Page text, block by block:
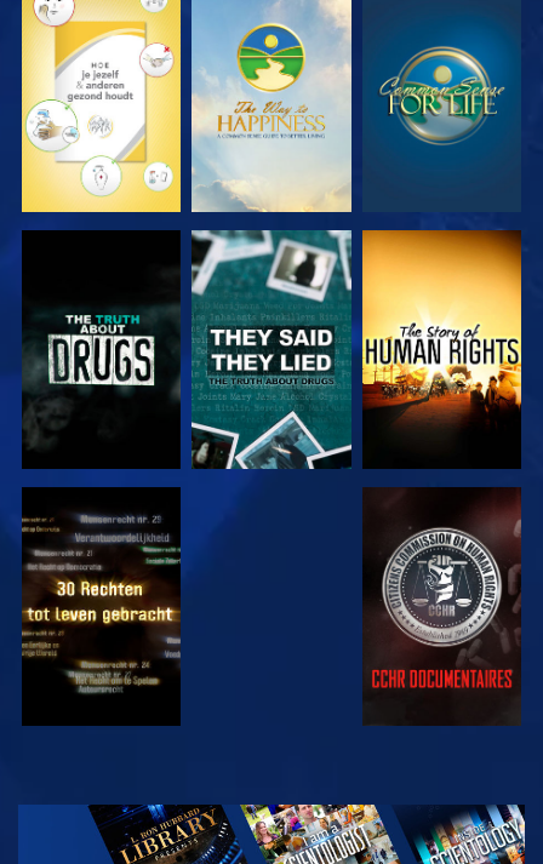
KIJK KIJK KIJK
KIJK KIJK
KIJK KIJK
KIJK
VERKEN DE
SERIE